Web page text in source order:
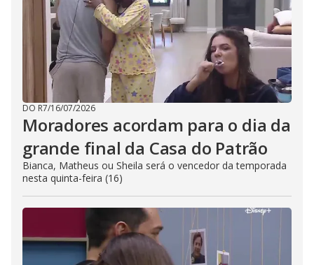
DO R7/16/07/2026
Moradores acordam para o dia da
grande final da Casa do Patrão
Bianca, Matheus ou Sheila será o vencedor da temporada
nesta quinta-feira (16)